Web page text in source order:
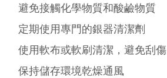
避免接觸化學物質和酸鹼物質
定期使用專門的銀器清潔劑
使用軟布或軟刷清潔，避免刮傷
保持儲存環境乾燥通風